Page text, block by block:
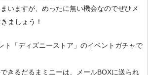
いますが、めったに無い機会なのでぜひメ
ましょう！
ト「ディズニーストア」のイベントガチャで
きるだるまミニーは、メールBOXに送られ